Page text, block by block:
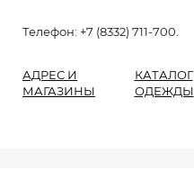
Телефон: +7 (8332) 711-700.
АДРЕС И
МАГАЗИНЫ
КАТАЛОГ
ОДЕЖДЫ